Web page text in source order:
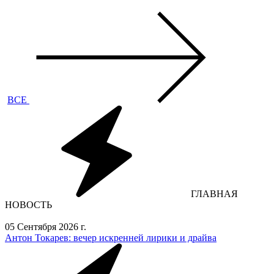
ВСЕ
ГЛАВНАЯ
НОВОСТЬ
05 Сентября 2026 г.
Антон Токарев: вечер искренней лирики и драйва